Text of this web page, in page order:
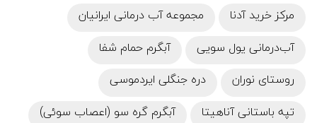
مرکز خرید آدنا
مجموعه آب درمانی ایرانیان
آب‌درمانی یول سویی
آبگرم حمام شفا
روستای نوران
دره جنگلی ایردموسی
تپه باستانی آناهیتا
آبگرم گره سو (اعصاب سوئی)